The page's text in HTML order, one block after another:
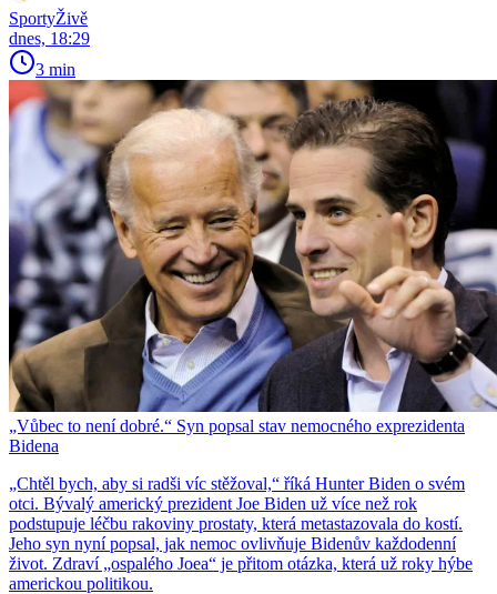
SportyŽivě
dnes, 18:29
3 min
„Vůbec to není dobré.“ Syn popsal stav nemocného exprezidenta
Bidena
„Chtěl bych, aby si radši víc stěžoval,“ říká Hunter Biden o svém
otci. Bývalý americký prezident Joe Biden už více než rok
podstupuje léčbu rakoviny prostaty, která metastazovala do kostí.
Jeho syn nyní popsal, jak nemoc ovlivňuje Bidenův každodenní
život. Zdraví „ospalého Joea“ je přitom otázka, která už roky hýbe
americkou politikou.